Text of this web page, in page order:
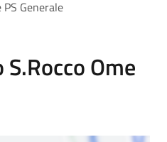
Generale
Ome